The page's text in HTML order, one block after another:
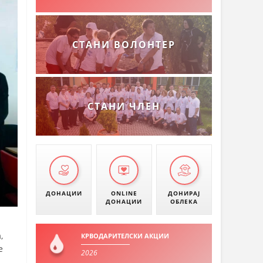
СТАНИ ВОЛОНТЕР
СТАНИ ЧЛЕН
ДОНАЦИИ
ONLINE
ДОНАЦИИ
ДОНИРАЈ
ОБЛЕКА
КРВОДАРИТЕЛСКИ АКЦИИ
2026